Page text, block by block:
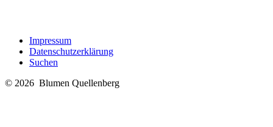
Impressum
Datenschutzerklärung
Suchen
© 2026 Blumen Quellenberg